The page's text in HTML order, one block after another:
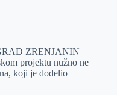
ZRENJANIN
projektu nužno ne
koji je dodelio